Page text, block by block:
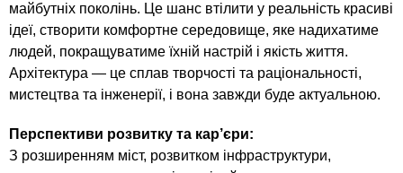
майбутніх поколінь. Це шанс втілити у реальність красиві
ідеї, створити комфортне середовище, яке надихатиме
людей, покращуватиме їхній настрій і якість життя.
Архітектура — це сплав творчості та раціональності,
мистецтва та інженерії, і вона завжди буде актуальною.
Перспективи розвитку та кар’єри:
З розширенням міст, розвитком інфраструктури,